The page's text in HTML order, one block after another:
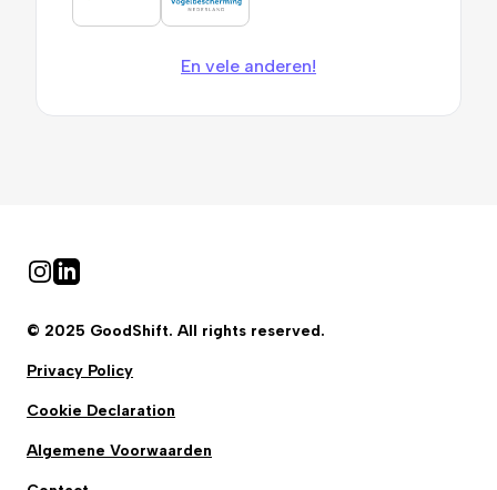
En vele anderen!
Instagram
Linkedin
© 2025 GoodShift. All rights reserved.
Privacy Policy
Cookie Declaration
Algemene Voorwaarden